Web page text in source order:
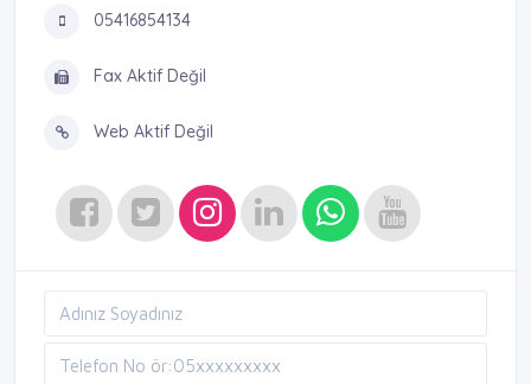
05416854134
Fax Aktif Değil
Web Aktif Değil